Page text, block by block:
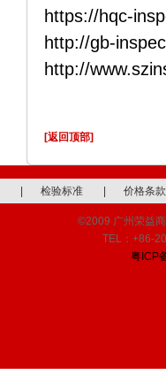
https://hqc-
http://gb-
http://
[返回顶部]
检验标准 价格条款
©2009 广州荣益
TEL：+86-
粤ICP